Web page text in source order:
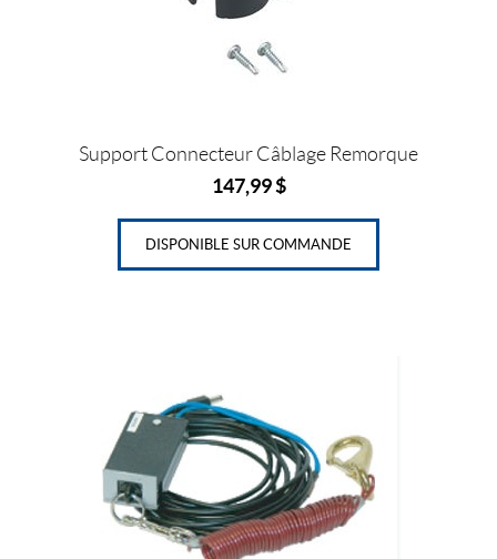
Support Connecteur Câblage Remorque
147,99$
DISPONIBLE SUR COMMANDE